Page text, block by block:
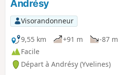
Andrésy
Visorandonneur
9,55 km
+91 m -87 m
Facile
Départ à Andrésy (Yvelines)